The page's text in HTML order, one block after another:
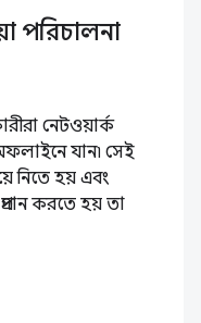
পরিচালনা
নেটওয়ার্ক
যান৷ সেই
নিতে হয় এবং
করতে হয় তা